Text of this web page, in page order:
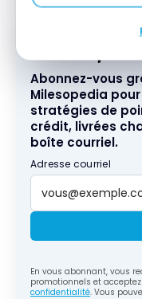
Abonnez-vous
Milesopedia
stratégies de
crédit, livrées
boîte courriel.
Adresse courriel
En vous abonnant, vous
promotionnels et
confidentialité. Vous